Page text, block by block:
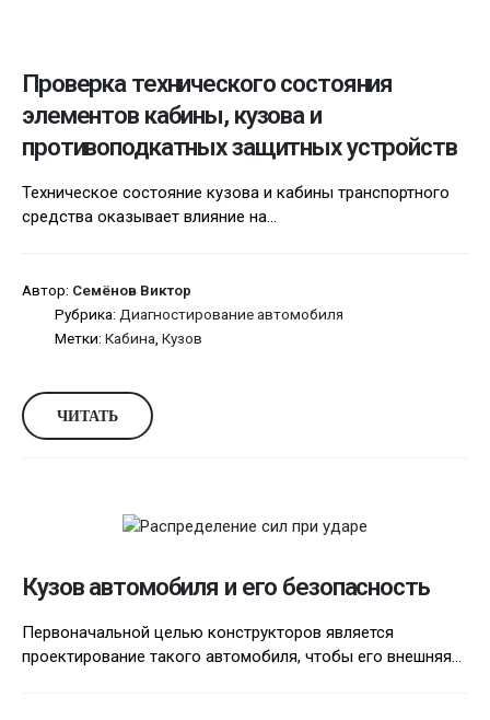
Проверка технического состояния
элементов кабины, кузова и
противоподкатных защитных устройств
Техническое состояние кузова и кабины транспортного
средства оказывает влияние на...
Автор: Семёнов Виктор
Рубрика: Диагностирование автомобиля
Метки: Кабина Кузов
ЧИТАТЬ
Кузов автомобиля и его безопасность
Первоначальной целью конструкторов является
проектирование такого авто­мобиля, чтобы его внешняя...